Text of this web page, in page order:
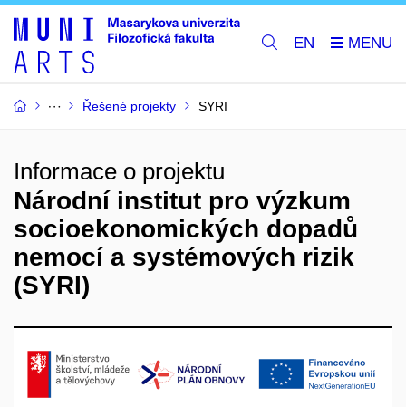
EN
Řešené projekty SYRI
Informace o projektu
Národní institut pro výzkum
socioekonomických dopadů
nemocí a systémových rizik
(SYRI)